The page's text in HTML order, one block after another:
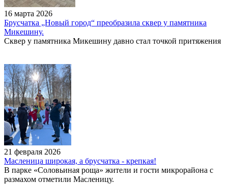
16 марта 2026
Брусчатка „Новый город“ преобразила сквер у памятника
Микешину.
Сквер у памятника Микешину давно стал точкой притяжения
21 февраля 2026
Масленица широкая, а брусчатка - крепкая!
В парке «Соловьиная роща» жители и гости микрорайона с
размахом отметили Масленицу.